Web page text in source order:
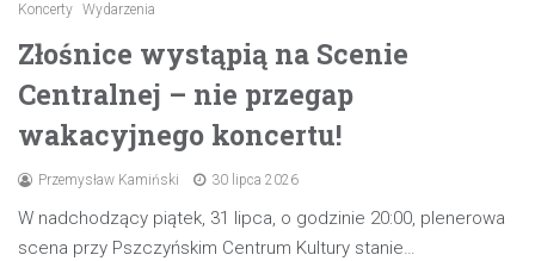
Koncerty Wydarzenia
Złośnice wystąpią na Scenie
Centralnej – nie przegap
wakacyjnego koncertu!
Przemysław Kamiński 30 lipca 2026
W nadchodzący piątek, 31 lipca, o godzinie 20:00, plenerowa
scena przy Pszczyńskim Centrum Kultury stanie…